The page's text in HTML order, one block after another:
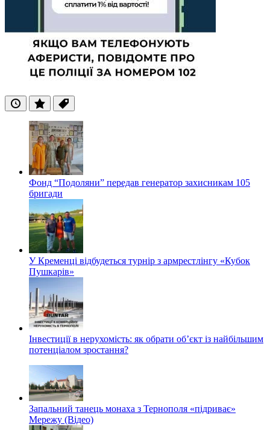
ОстанніПопулярні
Теги
Фонд “Подоляни” передав генератор захисникам 105
бригади
У Кременці відбудеться турнір з армрестлінгу «Кубок
Пушкарів»
Інвестиції в нерухомість: як обрати об’єкт із найбільшим
потенціалом зростання?
Запальний танець монаха з Тернополя «підриває»
Мережу (Відео)